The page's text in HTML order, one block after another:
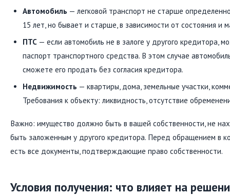
Автомобиль — легковой транспорт не старше
15 лет, но бывает и старше, в зависимости от состояния и
ПТС — если автомобиль не в залоге у другого кредитора,
паспорт транспортного средства. В этом случае
сможете его продать без согласия кредитора.
Недвижимость — квартиры, дома, земельные участки,
Требования к объекту: ликвидность, отсутствие
Важно: имущество должно быть в вашей собственности, не
быть заложенным у другого кредитора. Перед обращением в
есть все документы, подтверждающие право собственности.
Условия получения: что влияет на